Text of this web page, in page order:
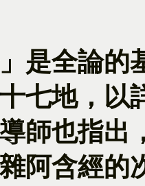
是全論的
七地，以
師也指出
阿含經的